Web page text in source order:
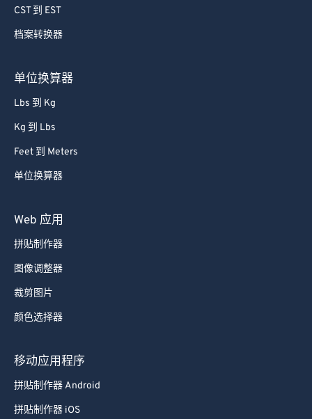
CST 到 EST
档案转换器
单位换算器
Lbs 到 Kg
Kg 到 Lbs
Feet 到 Meters
单位换算器
Web 应用
拼贴制作器
图像调整器
裁剪图片
颜色选择器
移动应用程序
拼贴制作器 Android
拼贴制作器 iOS